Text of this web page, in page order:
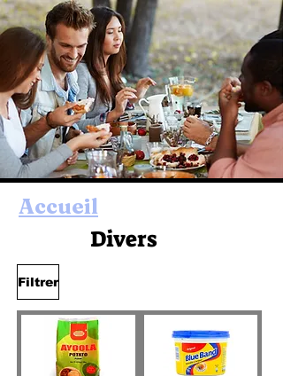
Accueil
Divers
Filtrer